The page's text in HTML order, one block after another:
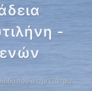
-
στην Πάτρα …